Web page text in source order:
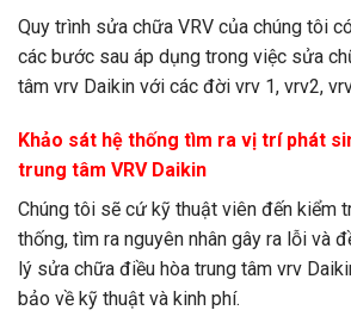
Quy trình sửa chữa VRV của chúng tôi
các bước sau áp dụng trong việc sửa
tâm vrv Daikin với các đời vrv 1, vrv2,
Khảo sát hệ thống tìm ra vị trí phát
trung tâm VRV Daikin
Chúng tôi sẽ cứ kỹ thuật viên đến kiểm
thống, tìm ra nguyên nhân gây ra lỗi và
lý sửa chữa điều hòa trung tâm vrv
bảo về kỹ thuật và kinh phí.